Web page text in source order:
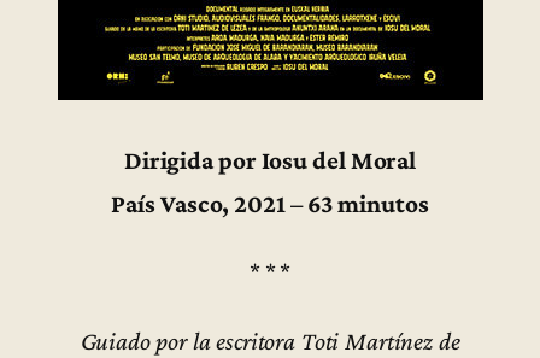
Dirigida por Iosu del Moral
País Vasco, 2021 – 63 minutos
* * *
Guiado por la escritora Toti Martínez de